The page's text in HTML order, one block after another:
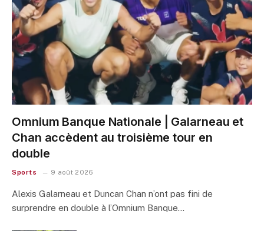
Omnium Banque Nationale | Galarneau et
Chan accèdent au troisième tour en
double
Sports 9 août 2026
Alexis Galarneau et Duncan Chan n’ont pas fini de
surprendre en double à l’Omnium Banque…